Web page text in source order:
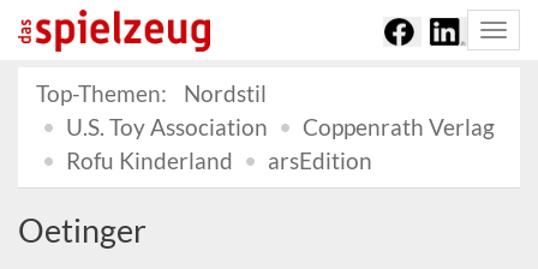
Top-Themen:
Nordstil
U.S. Toy Association
Coppenrath Verlag
Rofu Kinderland
arsEdition
Oetinger